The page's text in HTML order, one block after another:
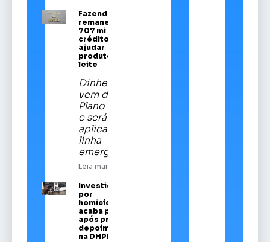
Fazenda
remaneja R$
707 mi em
crédito para
ajudar
produtores de
leite
Dinheiro
vem do
Plano Safra
e será
aplicado em
linha
emergencial
Leia mais
Investigado
por
homicídios
acaba preso
após prestar
depoimento
na DHPP